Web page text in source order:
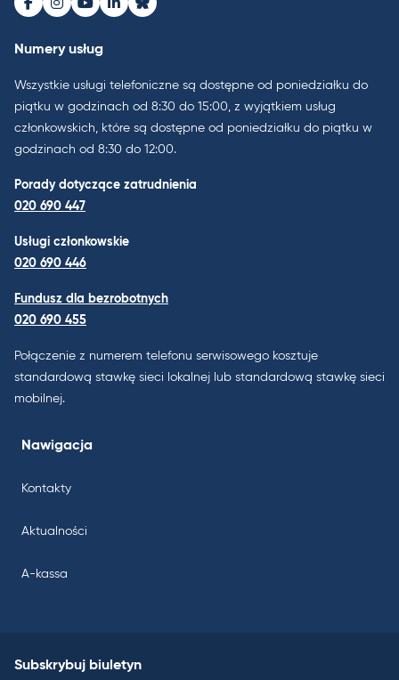
Facebook
Instagram
Youtube
LinkedInBluesky
Numery usług
Wszystkie usługi telefoniczne są dostępne od poniedziałku do
piątku w godzinach od 8:30 do 15:00, z wyjątkiem usług
członkowskich, które są dostępne od poniedziałku do piątku w
godzinach od 8:30 do 12:00.
Porady dotyczące zatrudnienia
020 690 447
Usługi członkowskie
020 690 446
Fundusz dla bezrobotnych
020 690 455
Połączenie z numerem telefonu serwisowego kosztuje
standardową stawkę sieci lokalnej lub standardową stawkę sieci
mobilnej.
Nawigacja
Kontakty
Aktualności
A-kassa
Subskrybuj biuletyn